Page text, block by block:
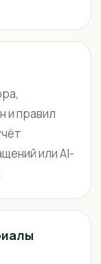
и правил
или AI-